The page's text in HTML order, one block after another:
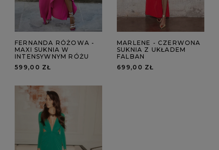
FERNANDA RÓŻOWA -
MAXI SUKNIA W
INTENSYWNYM RÓŻU
599,00 ZŁ
MARLENE - CZERWONA
SUKNIA Z UKŁADEM
FALBAN
699,00 ZŁ